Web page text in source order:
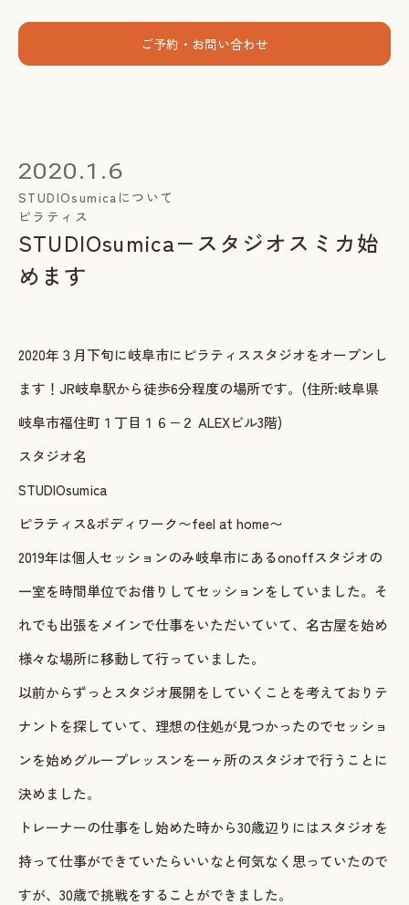
出張グループレッスン
tel. 080-3628-1771
Instagram LINE
ご予約・お問い合わせ
2020.1.6
STUDIOsumicaについて
ピラティス
STUDIOsumica−スタジオスミカ始
めます
2020年３月下旬に岐阜市にピラティススタジオをオープンし
ます！JR岐阜駅から徒歩6分程度の場所です。(住所:岐阜県
岐阜市福住町１丁目１６−２ ALEXビル3階)
スタジオ名
STUDIOsumica
ピラティス&ボディワーク〜feel at home〜
2019年は個人セッションのみ岐阜市にあるonoffスタジオの
一室を時間単位でお借りしてセッションをしていました。そ
れでも出張をメインで仕事をいただいていて、名古屋を始め
様々な場所に移動して行っていました。
以前からずっとスタジオ展開をしていくことを考えておりテ
ナントを探していて、理想の住処が見つかったのでセッショ
ンを始めグループレッスンを一ヶ所のスタジオで行うことに
決めました。
トレーナーの仕事をし始めた時から30歳辺りにはスタジオを
持って仕事ができていたらいいなと何気なく思っていたので
すが、30歳で挑戦をすることができました。